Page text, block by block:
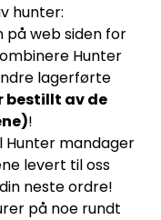
hunter:
på web siden for
Hunter
lagerførte
bestillt av de
!
Hunter mandager
levert til oss
neste ordre!
på noe rundt